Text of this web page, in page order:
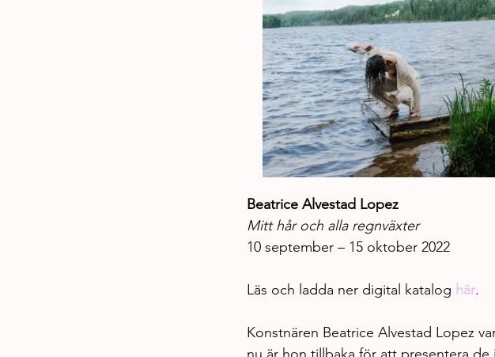
Beatrice Alvestad Lopez
Mitt hår och alla regnväxter
10 september – 15 oktober 2022
Läs och ladda ner digital katalog här.
Konstnären Beatrice Alvestad Lopez